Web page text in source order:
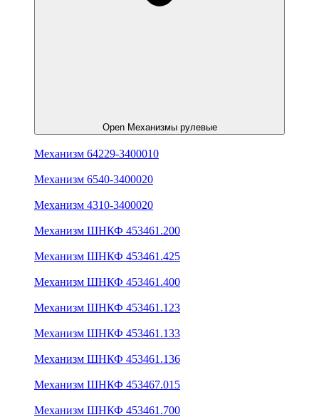
Open Механизмы рулевые
Механизм 64229-3400010
Механизм 6540-3400020
Механизм 4310-3400020
Механизм ШНКФ 453461.200
Механизм ШНКФ 453461.425
Механизм ШНКФ 453461.400
Механизм ШНКФ 453461.123
Механизм ШНКФ 453461.133
Механизм ШНКФ 453461.136
Механизм ШНКФ 453467.015
Механизм ШНКФ 453461.700